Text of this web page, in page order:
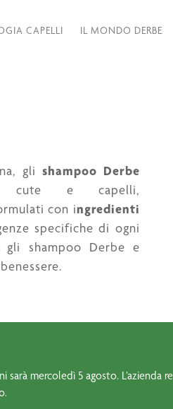
CAPELLI IL MONDO DERBE
gli shampoo Derbe
cute e capelli,
con ingredienti
specifiche di ogni
shampoo Derbe e
sarà mercoledì 5 agosto.